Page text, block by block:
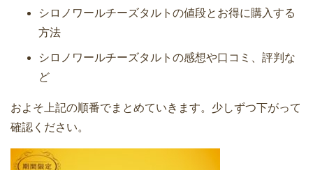
シロノワールチーズタルトの値段とお得に購入する
方法
シロノワールチーズタルトの感想や口コミ、評判な
ど
およそ上記の順番でまとめていきます。少しずつ下がって
確認ください。